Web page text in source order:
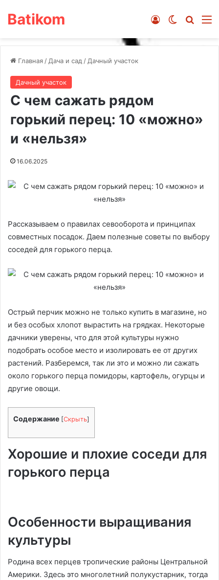
Batikom Switch skin
Войти
Главная / Дача и сад / Дачный участок
Дачный участок
С чем сажать рядом
горький перец: 10 «можно»
и «нельзя»
16.06.2025
Рассказываем о правилах севооборота и принципах
совместных посадок. Даем полезные советы по выбору
соседей для горького перца.
Острый перчик можно не только купить в магазине, но
и без особых хлопот вырастить на грядках. Некоторые
дачники уверены, что для этой культуры нужно
подобрать особое место и изолировать ее от других
растений. Разберемся, так ли это и можно ли сажать
около горького перца помидоры, картофель, огурцы и
другие овощи.
Содержание [Скрыть]
Хорошие и плохие соседи для
горького перца
Особенности выращивания
культуры
Родина всех перцев тропические районы Центральной
Америки. Здесь это многолетний полукустарник, тогда